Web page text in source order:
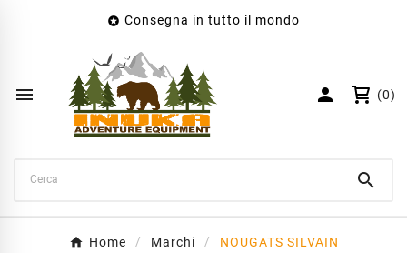
 Consegna in tutto il mondo
  (0)

Home Marchi NOUGATS SILVAIN
Nome lista dei desideri